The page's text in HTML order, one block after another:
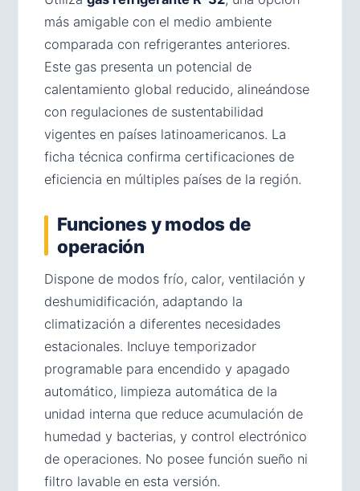
más amigable con el medio ambiente
comparada con refrigerantes anteriores.
Este gas presenta un potencial de
calentamiento global reducido, alineándose
con regulaciones de sustentabilidad
vigentes en países latinoamericanos. La
ficha técnica confirma certificaciones de
eficiencia en múltiples países de la región.
Funciones y modos de
operación
Dispone de modos frío, calor, ventilación y
deshumidificación, adaptando la
climatización a diferentes necesidades
estacionales. Incluye temporizador
programable para encendido y apagado
automático, limpieza automática de la
unidad interna que reduce acumulación de
humedad y bacterias, y control electrónico
de operaciones. No posee función sueño ni
filtro lavable en esta versión.